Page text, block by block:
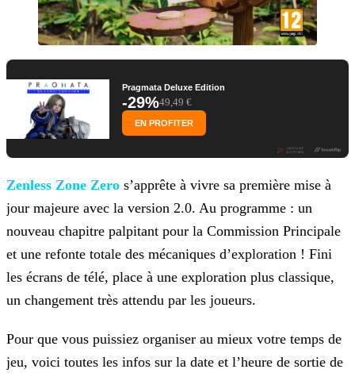
Pragmata Deluxe Edition
-29%49,49 €
EN PROFITER
Zenless Zone Zero s’apprête à vivre sa première mise à
jour majeure avec la version 2.0. Au programme : un
nouveau chapitre palpitant pour la Commission Principale
et une refonte totale des mécaniques d’exploration ! Fini
les écrans de télé, place à une exploration plus classique,
un changement très attendu par les joueurs.
Pour que vous puissiez organiser au mieux votre temps de
jeu, voici toutes les infos sur la date et l’heure de sortie de